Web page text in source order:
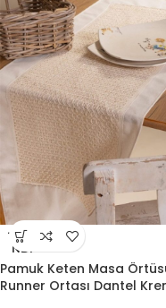
TÜKE
NDI
Pamuk Keten Masa
Runner Ortası Dantel